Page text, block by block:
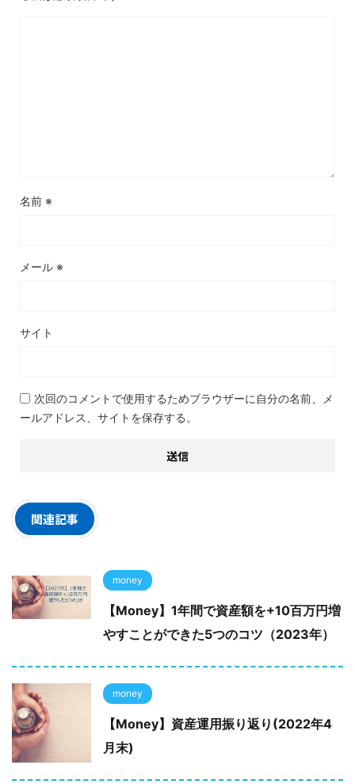
名前 ※
メール ※
サイト
次回のコメントで使用するためブラウザーに自分の名前、メ
ールアドレス、サイトを保存する。
関連記事
money
【Money】1年間で資産額を+10百万円増
やすことができた5つのコツ（2023年）
money
【Money】資産運用振り返り(2022年4
月末)